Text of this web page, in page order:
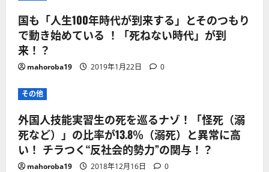
国も「人生100年時代が到来する」とそのつもり
で動き始めている ！「死ねない時代」が到
来！？
mahoroba19 2019年1月22日 0
その他
外国人技能実習生の死を巡るナゾ！「怪死（溺
死など）」の比率が13.8％（溺死）と異常に高
い！ チラつく“反社会的勢力”の関与！？
mahoroba19 2018年12月16日 0